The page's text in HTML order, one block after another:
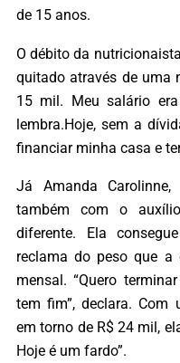
de 15 anos.
O débito da
quitado através de uma
15 mil. Meu salário
lembra.Hoje, sem a
financiar minha casa e
Já Amanda
também com o
diferente. Ela
reclama do peso que a
mensal. “Quero
tem fim”, declara. Com
em torno de R$ 24 mil,
Hoje é um fardo”.